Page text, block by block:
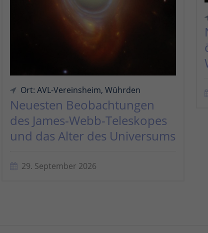
Ort: AVL-Vereinsheim, Wührden
Neuesten Beobachtungen
des James-Webb-Teleskopes
und das Alter des Universums
29. September 2026